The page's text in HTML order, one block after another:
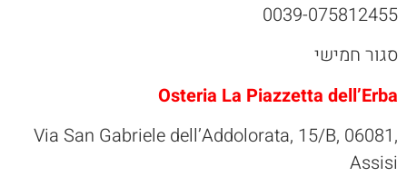
0039-075812455
סגור חמישי
Osteria La Piazzetta dell’Erba
Via San Gabriele dell’Addolorata, 15/B, 06081,
Assisi